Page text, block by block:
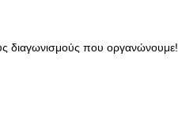
διαγωνισμούς που οργανώνουμε!